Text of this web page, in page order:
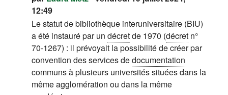
12:49
Le statut de bibliothèque interuniversitaire (BIU)
a été instauré par un décretde 1970 (décretn°
70-1267) : il prévoyait la possibilité de créer par
convention des services dedocumentation
communs à plusieurs universités situées dans la
même agglomération ou dans la même